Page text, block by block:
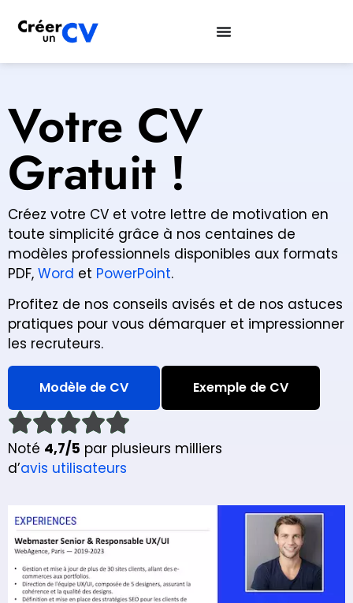
Votre CV
Gratuit !
Créez votre CV et votre lettre de motivation en
toute simplicité grâce à nos centaines de
modèles professionnels disponibles aux formats
PDF, Word et PowerPoint.
Profitez de nos conseils avisés et de nos astuces
pratiques pour vous démarquer et impressionner
les recruteurs.
Modèle de CV Exemple de CV
Noté 4,7/5 par plusieurs milliers
d’avis utilisateurs